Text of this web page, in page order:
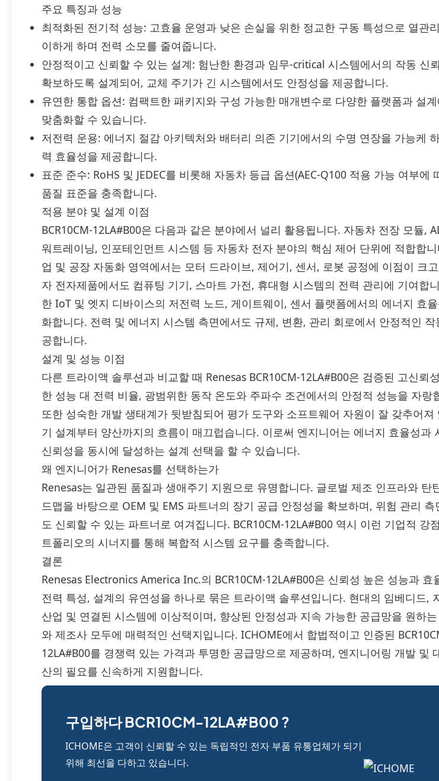
주요 특징과 성능
최적화된 전기적 성능: 고효율 운영과 낮은 손실을 위한 정교한 구동 특성으로 열관
이하게 하며 전력 소모를 줄여줍니다.
안정적이고 신뢰할 수 있는 설계: 험난한 환경과 임무-critical 시스템에서의 작동 신
확보하도록 설계되어, 교체 주기가 긴 시스템에서도 안정성을 제공합니다.
유연한 통합 옵션: 컴팩트한 패키지와 구성 가능한 매개변수로 다양한 플랫폼과 설
맞춤화할 수 있습니다.
저전력 운용: 에너지 절감 아키텍처와 배터리 의존 기기에서의 수명 연장을 가능케
력 효율성을 제공합니다.
표준 준수: RoHS 및 JEDEC를 비롯해 자동차 등급 옵션(AEC-Q100 적용 가능 여부에
품질 표준을 충족합니다.
적용 분야 및 설계 이점
BCR10CM-12LA#B00은 다음과 같은 분야에서 널리 활용됩니다. 자동차 전장 모듈,
워트레이닝, 인포테인먼트 시스템 등 자동차 전자 분야의 핵심 제어 단위에 적합합
업 및 공장 자동화 영역에서는 모터 드라이브, 제어기, 센서, 로봇 공정에 이점이 크
자 전자제품에서도 컴퓨팅 기기, 스마트 가전, 휴대형 시스템의 전력 관리에 기여합
한 IoT 및 엣지 디바이스의 저전력 노드, 게이트웨이, 센서 플랫폼에서의 에너지 효
화합니다. 전력 및 에너지 시스템 측면에서도 규제, 변환, 관리 회로에서 안정적인 작
공합니다.
설계 및 성능 이점
다른 트라이액 솔루션과 비교할 때 Renesas BCR10CM-12LA#B00은 검증된 고신뢰
한 성능 대 전력 비율, 광범위한 동작 온도와 주파수 조건에서의 안정적 성능을 자랑
또한 성숙한 개발 생태계가 뒷받침되어 평가 도구와 소프트웨어 자원이 잘 갖추어져
기 설계부터 양산까지의 흐름이 매끄럽습니다. 이로써 엔지니어는 에너지 효율성과
신뢰성을 동시에 달성하는 설계 선택을 할 수 있습니다.
왜 엔지니어가 Renesas를 선택하는가
Renesas는 일관된 품질과 생애주기 지원으로 유명합니다. 글로벌 제조 인프라와 탄
드맵을 바탕으로 OEM 및 EMS 파트너의 장기 공급 안정성을 확보하며, 위험 관리 측
도 신뢰할 수 있는 파트너로 여겨집니다. BCR10CM-12LA#B00 역시 이런 기업적 강
트폴리오의 시너지를 통해 복합적 시스템 요구를 충족합니다.
결론
Renesas Electronics America Inc.의 BCR10CM-12LA#B00은 신뢰성 높은 성능과 효
전력 특성, 설계의 유연성을 하나로 묶은 트라이액 솔루션입니다. 현대의 임베디드,
산업 및 연결된 시스템에 이상적이며, 향상된 안정성과 지속 가능한 공급망을 원하
와 제조사 모두에 매력적인 선택지입니다. ICHOME에서 합법적이고 인증된
12LA#B00를 경쟁력 있는 가격과 투명한 공급망으로 제공하며, 엔지니어링 개발 및
산의 필요를 신속하게 지원합니다.
구입하다 BCR10CM-12LA#B00 ?
ICHOME은 고객이 신뢰할 수 있는 독립적인 전자 부품 유통업체가 되기
위해 최선을 다하고 있습니다.